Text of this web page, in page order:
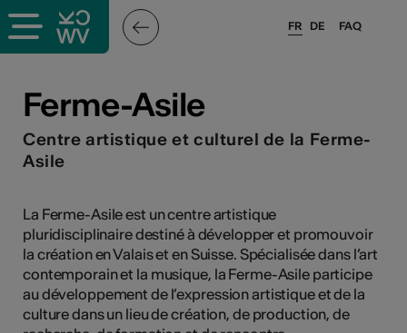
FAQ
FR DE
Ferme-Asile
Centre artistique et culturel de la Ferme-
Asile
La Ferme-Asile est un centre artistique
pluridisciplinaire destiné à développer et promouvoir
la création en Valais et en Suisse. Spécialisée dans l’art
contemporain et la musique, la Ferme-Asile participe
au développement de l’expression artistique et de la
culture dans un lieu de création, de production, de